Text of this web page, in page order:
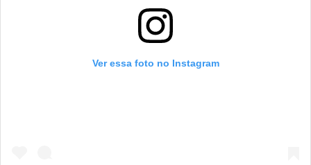
Ver essa foto no Instagram